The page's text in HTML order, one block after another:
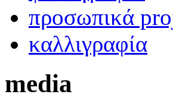
προσωπικά
καλλιγραφία
media